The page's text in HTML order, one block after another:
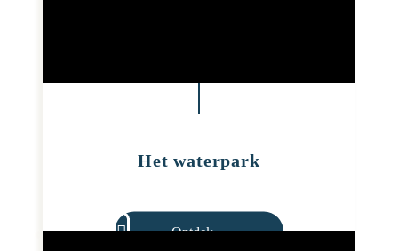
Het waterpark
Ontdek